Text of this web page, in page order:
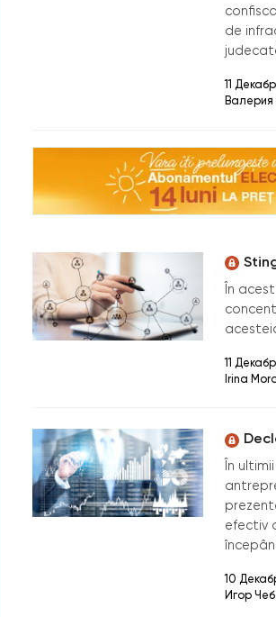
de
11
În
11
Irina
În
efectiv
10
Игор